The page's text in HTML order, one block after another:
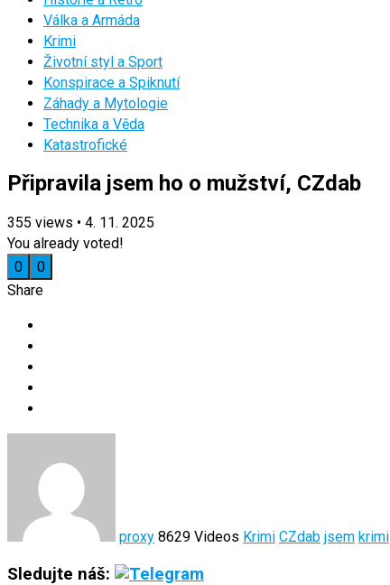
Válka a Armáda
Krimi
Životní styl a Sport
Konspirace a Spiknutí
Záhady a Mytologie
Technika a Věda
Katastrofické
Připravila jsem ho o mužství, CZdab
355 views • 4. 11. 2025
You already voted!
0
0
Share
proxy 8629 Videos Krimi CZdab jsem krimi
Sledujte náš: